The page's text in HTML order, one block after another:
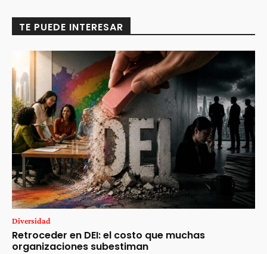
TE PUEDE INTERESAR
Diversidad
Retroceder en DEI: el costo que muchas
organizaciones subestiman